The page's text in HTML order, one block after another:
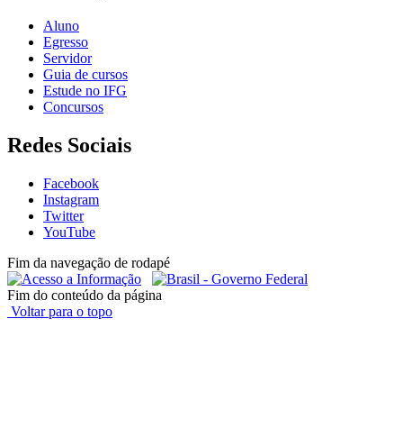
Aluno
Egresso
Servidor
Guia de cursos
Estude no IFG
Concursos
Redes Sociais
Facebook
Instagram
Twitter
YouTube
Fim da navegação de rodapé
Fim do conteúdo da página
Voltar para o topo